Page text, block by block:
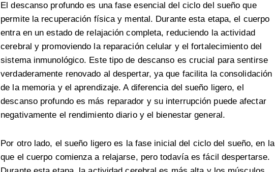
El descanso profundo es una fase esencial del ciclo del sueño que
permite la recuperación física y mental. Durante esta etapa, el cuerpo
entra en un estado de relajación completa, reduciendo la actividad
cerebral y promoviendo la reparación celular y el fortalecimiento del
sistema inmunológico. Este tipo de descanso es crucial para sentirse
verdaderamente renovado al despertar, ya que facilita la consolidación
de la memoria y el aprendizaje. A diferencia del sueño ligero, el
descanso profundo es más reparador y su interrupción puede afectar
negativamente el rendimiento diario y el bienestar general.
Por otro lado, el sueño ligero es la fase inicial del ciclo del sueño, en la
que el cuerpo comienza a relajarse, pero todavía es fácil despertarse.